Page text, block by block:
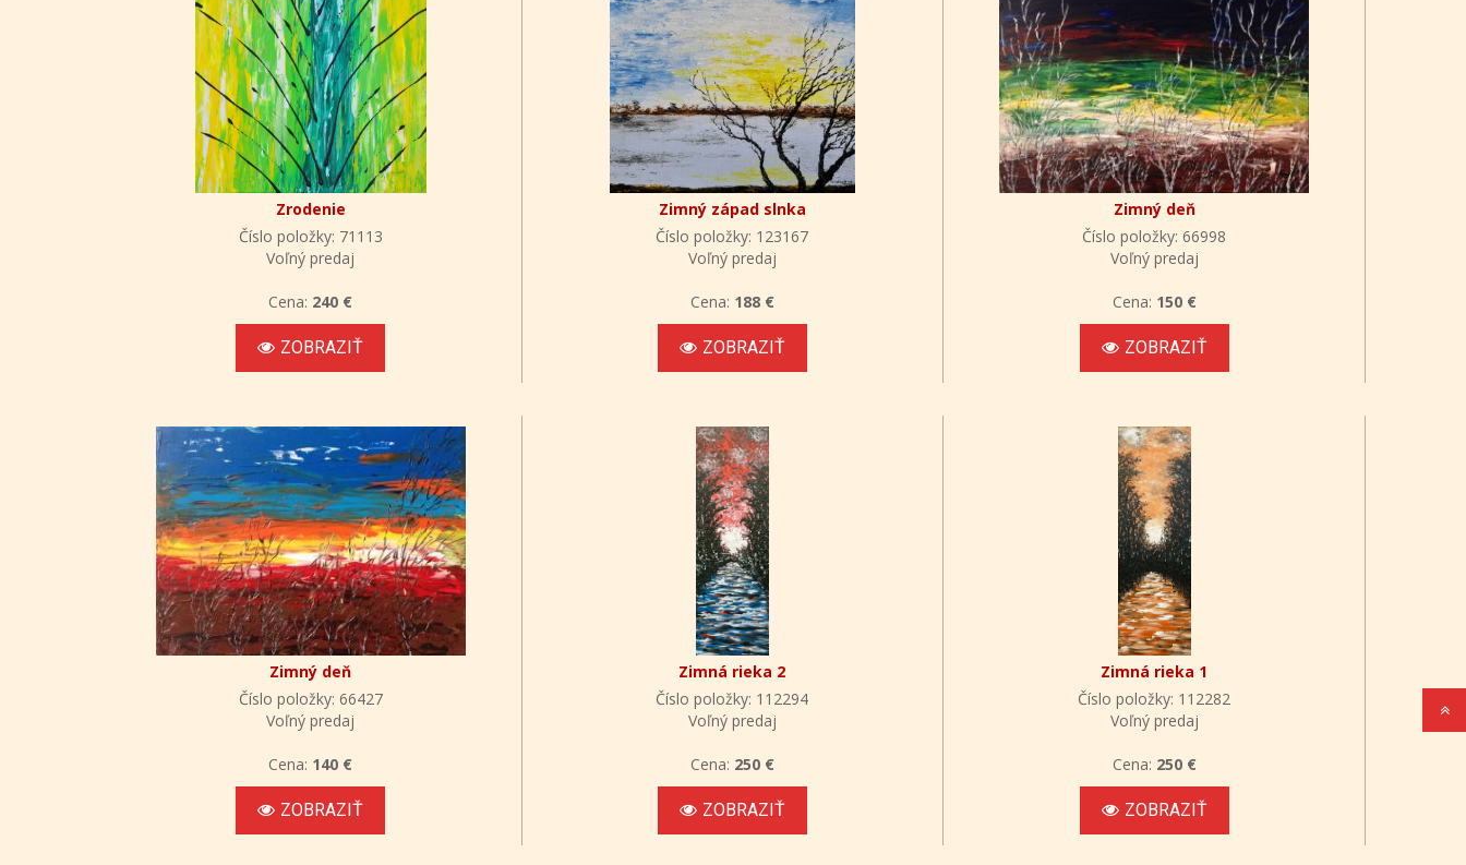
Zrodenie
Číslo položky: 71113
Voľný predaj
Cena: 240 €
ZOBRAZIŤ
Zimný západ slnka
Číslo položky: 123167
Voľný predaj
Cena: 188 €
ZOBRAZIŤ
Zimný deň
Číslo položky: 66998
Voľný predaj
Cena: 150 €
ZOBRAZIŤ
Zimný deň
Číslo položky: 66427
Voľný predaj
Cena: 140 €
ZOBRAZIŤ
Zimná rieka 2
Číslo položky: 112294
Voľný predaj
Cena: 250 €
ZOBRAZIŤ
Zimná rieka 1
Číslo položky: 112282
Voľný predaj
Cena: 250 €
ZOBRAZIŤ